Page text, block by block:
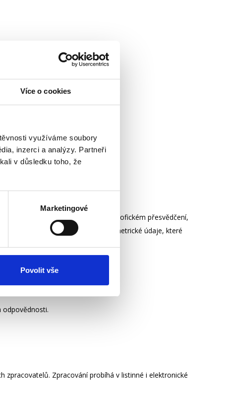
Více o cookies
využíváme soubory
inzerci a analýzy. Partneři
v důsledku toho, že
Marketingové
Povolit vše
náboženském vyznání či filozofickém přesvědčení,
jsou považovány i genetické a biometrické údaje, které
sdělovány.
odpovědnosti.
zpracovatelů. Zpracování probíhá v listinné i elektronické